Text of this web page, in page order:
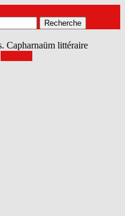
Capharnaüm littéraire